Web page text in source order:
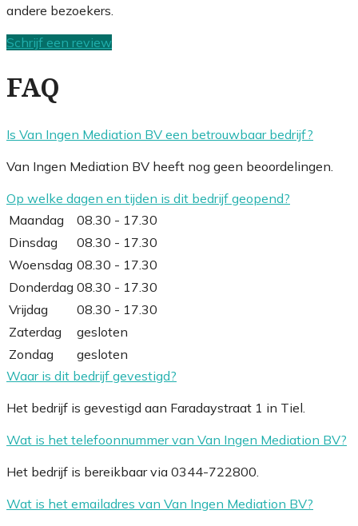
andere bezoekers.
Schrijf een review
FAQ
Is Van Ingen Mediation BV een betrouwbaar bedrijf?
Van Ingen Mediation BV heeft nog geen beoordelingen.
Op welke dagen en tijden is dit bedrijf geopend?
Maandag
08.30 - 17.30
Dinsdag
08.30 - 17.30
Woensdag 08.30 - 17.30
Donderdag 08.30 - 17.30
Vrijdag
08.30 - 17.30
Zaterdag
gesloten
Zondag
gesloten
Waar is dit bedrijf gevestigd?
Het bedrijf is gevestigd aan Faradaystraat 1 in Tiel.
Wat is het telefoonnummer van Van Ingen Mediation BV?
Het bedrijf is bereikbaar via 0344-722800.
Wat is het emailadres van Van Ingen Mediation BV?